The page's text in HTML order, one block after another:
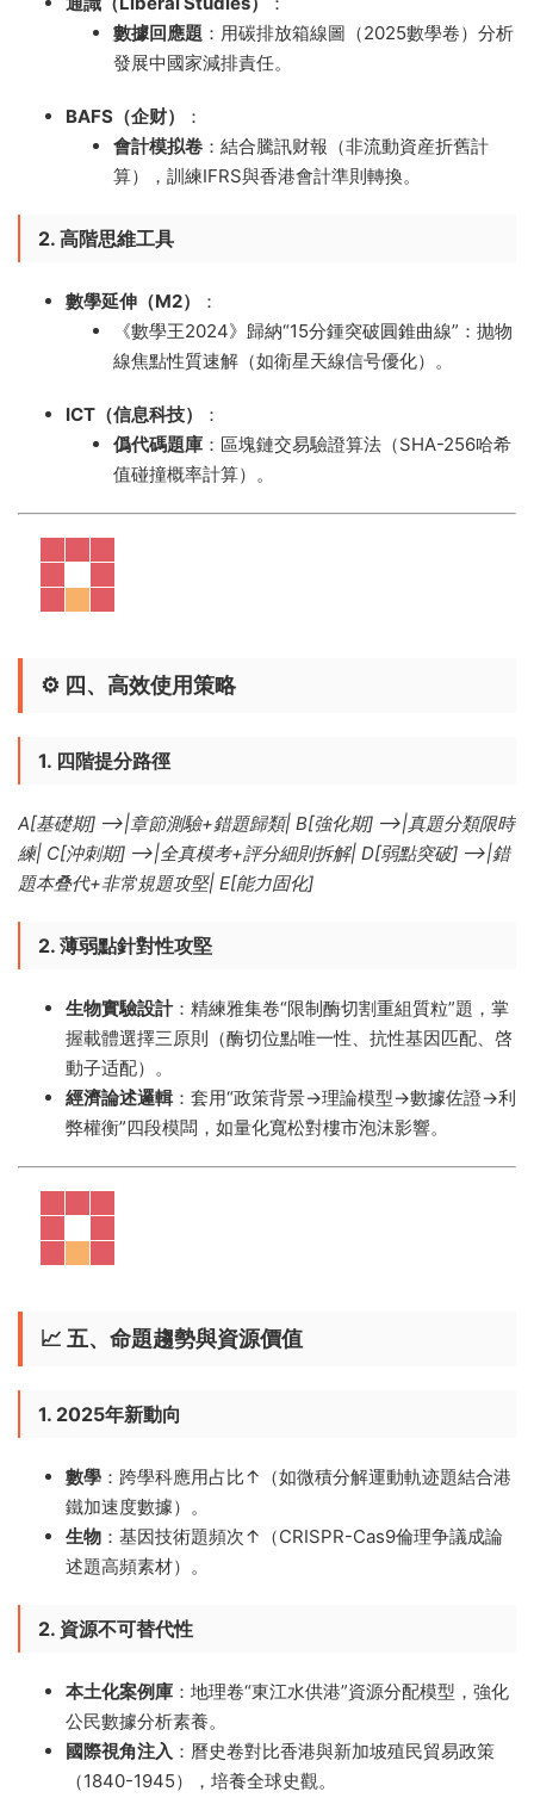
數據回應題 ​：用碳排放箱線圖（2025數學卷）分析
發展中國家減排責任。
BAFS（企财）​
​：
會計模拟卷 ​：結合騰訊财報（非流動資産折舊計
算），訓練IFRS與香港會計準則轉換。
2. 高階思維工具
數學延伸（M2）​
​：
《數學王2024》歸納“15分鍾突破圓錐曲線”：抛物
線焦點性質速解（如衛星天線信号優化）。
ICT（信息科技）​
​：
僞代碼題庫 ​：區塊鏈交易驗證算法（SHA-256哈希
值碰撞概率計算）。
⚙️ ​ 四、高效使用策略
1. 四階提分路徑
A[基礎期] -->|章節測驗+錯題歸類| B[強化期] -->|真題分類限時
練| C[沖刺期] -->|全真模考+評分細則拆解| D[弱點突破] -->|錯
題本叠代+非常規題攻堅| E[能力固化]
2. 薄弱點針對性攻堅
生物實驗設計​：精練雅集卷“限制酶切割重組質粒”題，掌
握載體選擇三原則（酶切位點唯一性、抗性基因匹配、啓
動子适配）。
經濟論述邏輯​：套用“政策背景→理論模型→數據佐證→利
弊權衡”四段模闆，如量化寬松對樓市泡沫影響。
📈 ​ 五、命題趨勢與資源價值
1. 2025年新動向
數學 ​：跨學科應用占比↑（如微積分解運動軌迹題結合港
鐵加速度數據）。
生物 ​：基因技術題頻次↑（CRISPR-Cas9倫理争議成論
述題高頻素材）。
2. 資源不可替代性
本土化案例庫 ​：地理卷“東江水供港”資源分配模型，強化
公民數據分析素養。
國際視角注入 ​：曆史卷對比香港與新加坡殖民貿易政策
（1840-1945），培養全球史觀。